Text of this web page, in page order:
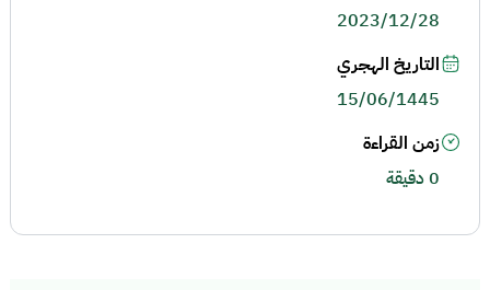
2023/12/28
التاريخ الهجري
15/06/1445
زمن القراءة
0 دقيقة